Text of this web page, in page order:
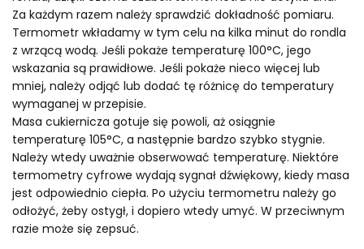
Za każdym razem należy sprawdzić dokładność pomiaru.
Termometr wkładamy w tym celu na kilka minut do rondla
z wrzącą wodą. Jeśli pokaże temperaturę 100°C, jego
wskazania są prawidłowe. Jeśli pokaże nieco więcej lub
mniej, należy odjąć lub dodać tę różnicę do temperatury
wymaganej w przepisie.
Masa cukiernicza gotuje się powoli, aż osiągnie
temperaturę 105°C, a następnie bardzo szybko stygnie.
Należy wtedy uważnie obserwować temperaturę. Niektóre
termometry cyfrowe wydają sygnał dźwiękowy, kiedy masa
jest odpowiednio ciepła. Po użyciu termometru należy go
odłożyć, żeby ostygł, i dopiero wtedy umyć. W przeciwnym
razie może się zepsuć.